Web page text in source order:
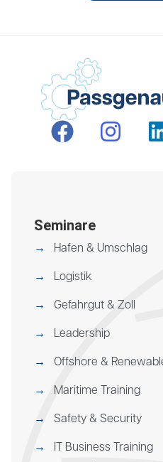
Seminare
Hafen & Umschlag
Logistik
Gefahrgut & Zoll
Leadership
Offshore &
Maritime Training
Safety & Security
IT Business Training